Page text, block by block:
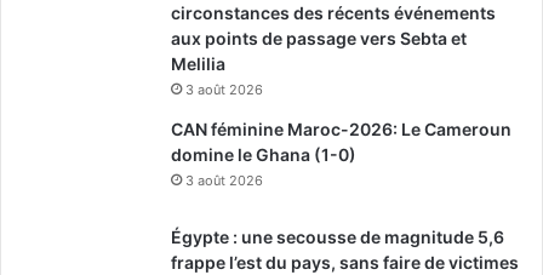
circonstances des récents événements
aux points de passage vers Sebta et
Melilia
3 août 2026
CAN féminine Maroc-2026: Le Cameroun
domine le Ghana (1-0)
3 août 2026
Égypte : une secousse de magnitude 5,6
frappe l’est du pays, sans faire de victimes